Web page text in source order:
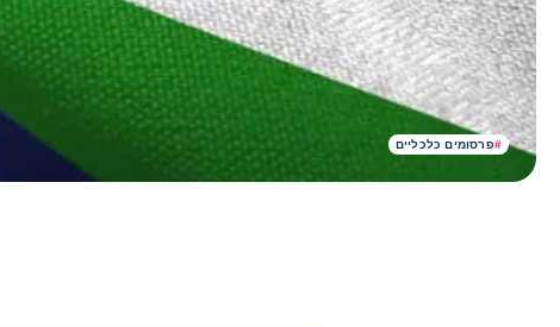
#פרסומים כלכליים